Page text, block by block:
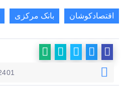
اقتصادکوشان بانک مرکزی